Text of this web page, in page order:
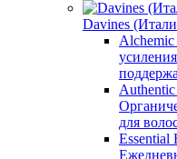
Davines
для
Essential